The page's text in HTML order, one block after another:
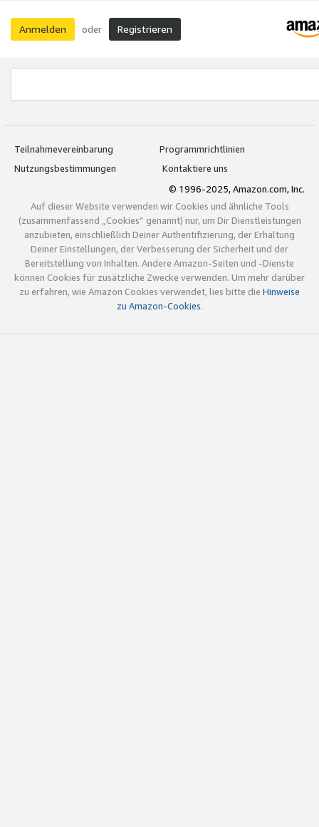
Anmelden oder Registrieren
Teilnahmevereinbarung
Programmrichtlinien
Nutzungsbestimmungen
Kontaktiere uns
© 1996-2025, Amazon.com, Inc.
Auf dieser Website verwenden wir Cookies und ähnliche Tools
(zusammenfassend „Cookies“ genannt) nur, um Dir Dienstleistungen
anzubieten, einschließlich Deiner Authentifizierung, der Erhaltung
Deiner Einstellungen, der Verbesserung der Sicherheit und der
Bereitstellung von Inhalten. Andere Amazon-Seiten und -Dienste
können Cookies für zusätzliche Zwecke verwenden. Um mehr darüber
zu erfahren, wie Amazon Cookies verwendet, lies bitte die Hinweise
zu Amazon-Cookies.